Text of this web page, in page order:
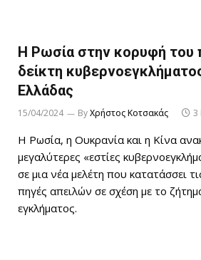
Η Ρωσία στην κορυφή του
δείκτη
Ελλάδας
15/04/2024 ByΧρήστος Κοτσακάς 3
Η Ρωσία, η Ουκρανία και η Κίνα
μεγαλύτερες «εστίες
σε μια νέα μελέτη που κατατάσσει
πηγές απειλών σε σχέση με το
εγκλήματος.